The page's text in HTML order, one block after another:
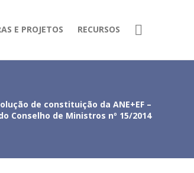
E PROJETOS RECURSOS
de constituição da ANE+EF –
Conselho de Ministros nº 15/2014